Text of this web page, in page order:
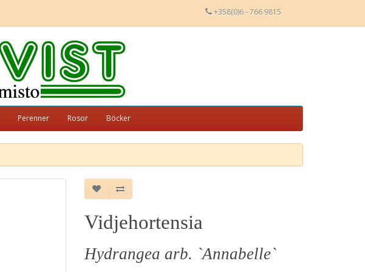
+358(0)6 - 766 9815
Perenner Rosor Böcker
Vidjehortensia
Hydrangea arb. `Annabelle`